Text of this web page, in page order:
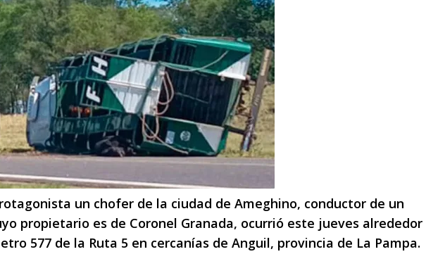
un chofer de la ciudad de Ameghino, conductor de un
propietario es de Coronel Granada, ocurrió este jueves alrededor
577 de la Ruta 5 en cercanías de Anguil, provincia de La Pampa.